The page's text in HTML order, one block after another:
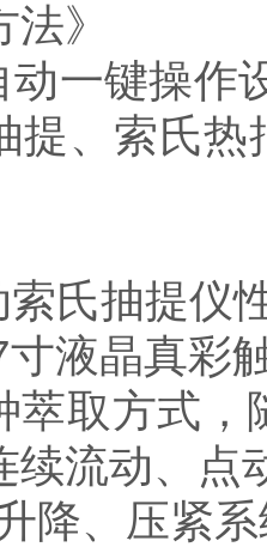
》
动一键操作
提、索氏
氏抽提仪
液晶真彩
萃取方式，
续流动、点
降、压紧